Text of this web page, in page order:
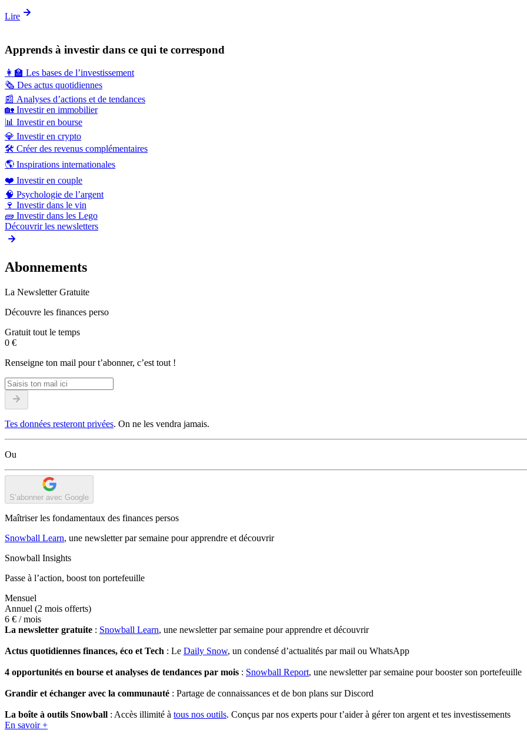
Lire
Apprends à investir dans ce qui te correspond
👩‍🏫 Les bases de l’investissement
🗞️ Des actus quotidiennes
📰 Analyses d’actions et de tendances
🏡 Investir en immobilier
📊 Investir en bourse
💎 Investir en crypto
🛠️ Créer des revenus complémentaires
🌎 Inspirations internationales
❤️ Investir en couple
🧠 Psychologie de l’argent
🍷 Investir dans le vin
🧱 Investir dans les Lego
Découvrir les newsletters
Abonnements
La Newsletter Gratuite
Découvre les finances perso
Gratuit tout le temps
0 €
Renseigne ton mail pour t’abonner, c’est tout !
Tes données resteront privées. On ne les vendra jamais.
Ou
S’abonner avec Google
Maîtriser les fondamentaux des finances persos
Snowball Learn, une newsletter par semaine pour apprendre et découvrir
Snowball Insights
Passe à l’action, boost ton portefeuille
Mensuel
Annuel (2 mois offerts)
6 € / mois
La newsletter gratuite : Snowball Learn, une newsletter par semaine pour apprendre et découvrir
Actus quotidiennes finances, éco et Tech : Le Daily Snow, un condensé d’actualités par mail ou WhatsApp
4 opportunités en bourse et analyses de tendances par mois : Snowball Report, une newsletter par semaine pour booster son portefeuille
Grandir et échanger avec la communauté : Partage de connaissances et de bon plans sur Discord
La boîte à outils Snowball : Accès illimité à tous nos outils. Conçus par nos experts pour t’aider à gérer ton argent et tes investissements
En savoir +